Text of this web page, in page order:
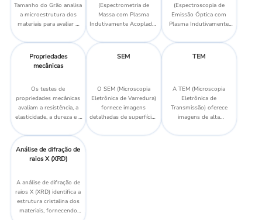
Tamanho do Grão analisa
a microestrutura dos
materiais para avaliar o
afeta a resistência e o
desempenho do material.
(Espectrometria de
Massa com Plasma
Indutivamente Acoplado)
sensível usada para
elementos residuais em
(Espectroscopia de
Emissão Óptica com
Plasma Indutivamente
usada para a detecção e
análise precisas de vários
elementos em uma
Propriedades
mecânicas
Os testes de
propriedades mecânicas
avaliam a resistência, a
elasticidade, a dureza e a
material para garantir
que ele atenda aos
requisitos de
desempenho.
SEM
O SEM (Microscopia
Eletrônica de Varredura)
fornece imagens
detalhadas de superfícies
ampliações para uma
TEM
A TEM (Microscopia
Eletrônica de
Transmissão) oferece
imagens de alta
de materiais em nível
Análise de difração de
raios X (XRD)
A análise de difração de
raios X (XRD) identifica a
estrutura cristalina dos
materiais, fornecendo